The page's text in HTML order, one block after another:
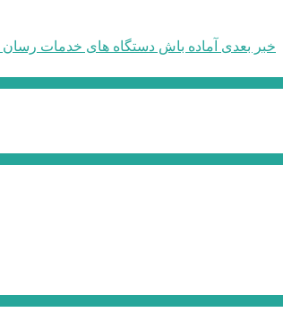
خبر بعدی آماده باش دستگاه های خدمات